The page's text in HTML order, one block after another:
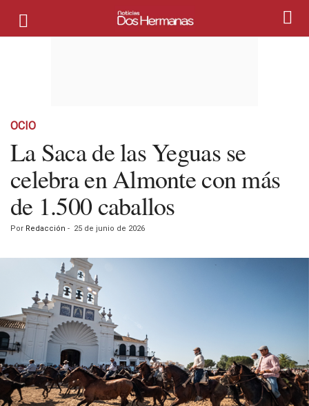
OCIO
La Saca de las Yeguas se
celebra en Almonte con más
de 1.500 caballos
Por Redacción - 25 de junio de 2026